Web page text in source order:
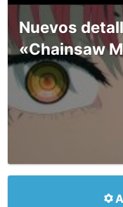
Nuevos
«Chainsaw